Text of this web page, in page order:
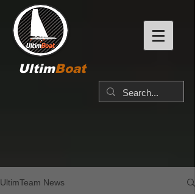
UltimBoat
UltimTeam News